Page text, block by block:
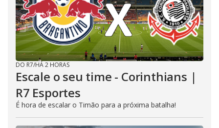
DO R7/HÁ 2 HORAS
Escale o seu time - Corinthians |
R7 Esportes
É hora de escalar o Timão para a próxima batalha!